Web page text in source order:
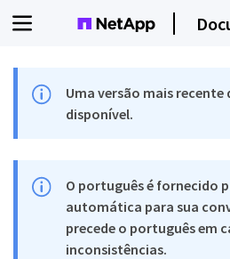
Uma versão mais
disponível.
O português é fornecido
automática para sua
precede o português em
inconsistências.